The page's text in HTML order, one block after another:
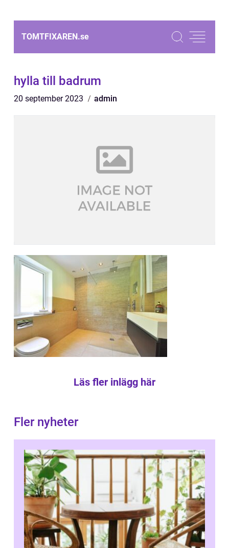
TOMTFIXAREN.se
hylla till badrum
20 september 2023 admin
Läs fler inlägg här
Fler nyheter